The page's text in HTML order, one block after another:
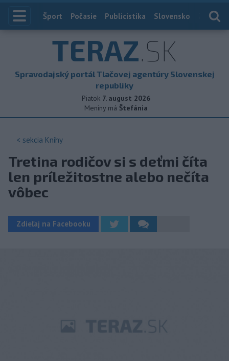
Index
Šport Počasie Publicistika Slovensko
TERAZ.SK
Spravodajský portál Tlačovej agentúry Slovenskej
republiky
Piatok 7. august 2026
Meniny má Štefánia
< sekcia Knihy
Tretina rodičov si s deťmi číta
len príležitostne alebo nečíta
vôbec
Zdieľaj na Facebooku